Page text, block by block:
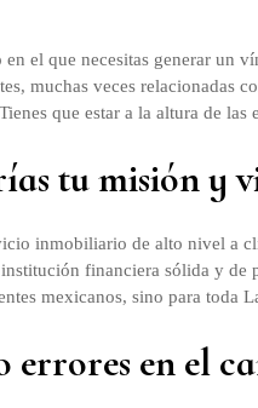
el que necesitas generar un
muchas veces relacionadas
que estar a la altura de
tu misión y
inmobiliario de alto nivel a
financiera sólida y
mexicanos, sino para toda
errores en el